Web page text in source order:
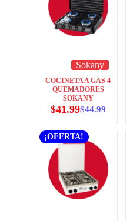
Sokany
COCINETA A GAS 4
QUEMADORES
SOKANY
$44.99
$41.99
¡OFERTA!